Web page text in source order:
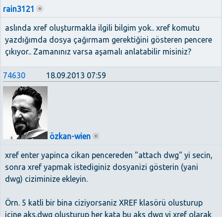
rain3121
aslında xref oluşturmakla ilgili bilgim yok.. xref komutu
yazdığımda dosya çağırmam gerektiğini gösteren pencere
çıkıyor.. Zamanınız varsa aşamalı anlatabilir misiniz?
74630 18.09.2013 07:59
özkan-wien
xref enter yapinca cikan pencereden "attach dwg" yi secin,
sonra xref yapmak istediginiz dosyanizi gösterin (yani
dwg) ciziminize ekleyin.
Örn. 5 katli bir bina ciziyorsaniz XREF klasörü olusturup
icine aks.dwg olusturup her kata bu aks dwg yi xref olarak